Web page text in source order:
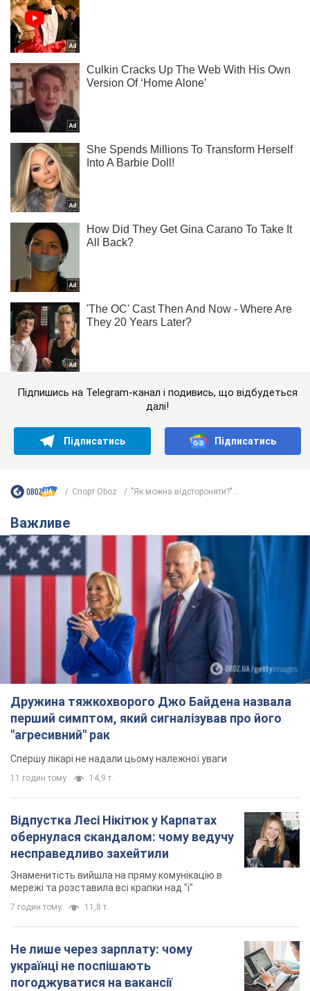
Підпишись на Telegram-канал і подивись, що відбудеться
далі!
Підписатись Підписатись
Спорт Oboz "Як можна відстороняти?"...
Важливе
Дружина тяжкохворого Джо Байдена назвала
перший симптом, який сигналізував про його
"агресивний" рак
Спершу лікарі не надали цьому належної уваги
11 годин тому 14,9 т.
Відпустка Лесі Нікітюк у Карпатах
обернулася скандалом: чому ведучу
несправедливо захейтили
Знаменитість вийшла на пряму комунікацію в
мережі та розставила всі крапки над "і"
7 годин тому 11,8 т.
Не лише через зарплату: чому
українці не поспішають
погоджуватися на вакансії